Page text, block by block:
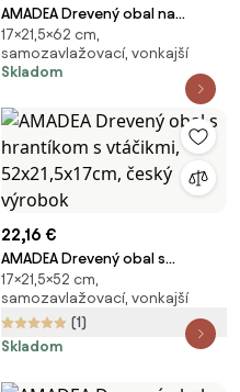
AMADEA Drevený obal na
kvetináč so srdcom biely,
62x21,5x17cm Český výrobok
17×21,5×62 cm,
samozavlažovací, vonkajší
Skladom
22,16 €
AMADEA Drevený obal s
hrantíkom s vtáčikmi,
52x21,5x17cm, český výrobok
17×21,5×52 cm,
samozavlažovací, vonkajší
(1)
Skladom